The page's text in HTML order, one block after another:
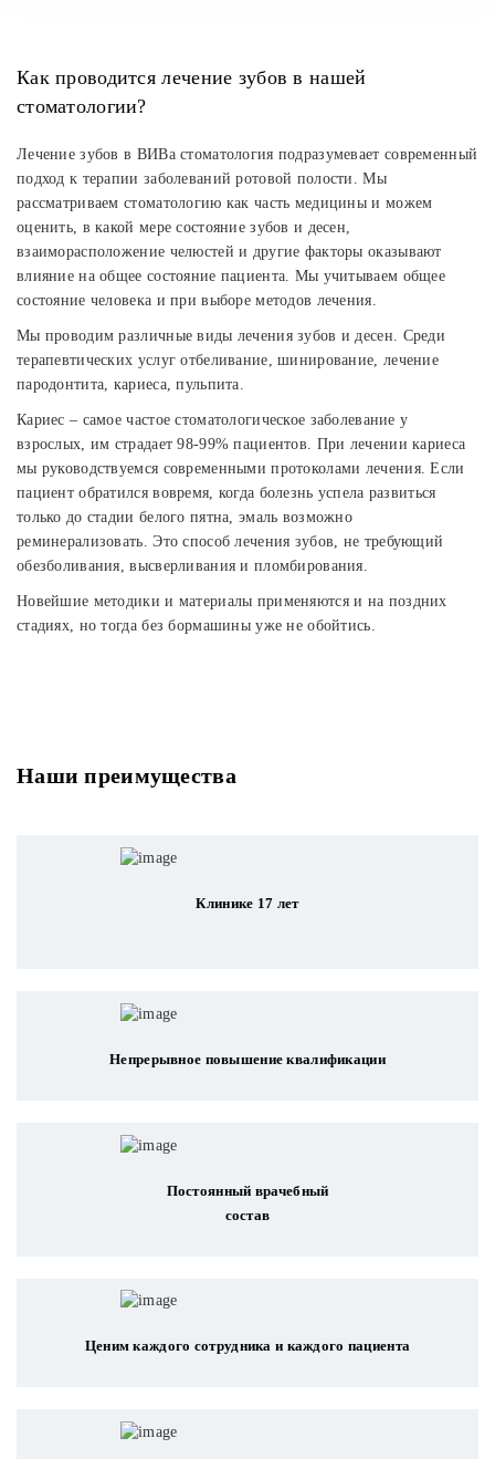
Как проводится лечение зубов в нашей
стоматологии?
Лечение зубов в ВИВа стоматология подразумевает современный
подход к терапии заболеваний ротовой полости. Мы
рассматриваем стоматологию как часть медицины и можем
оценить, в какой мере состояние зубов и десен,
взаиморасположение челюстей и другие факторы оказывают
влияние на общее состояние пациента. Мы учитываем общее
состояние человека и при выборе методов лечения.
Мы проводим различные виды лечения зубов и десен. Среди
терапевтических услуг отбеливание, шинирование, лечение
пародонтита, кариеса, пульпита.
Кариес – самое частое стоматологическое заболевание у
взрослых, им страдает 98-99% пациентов. При лечении кариеса
мы руководствуемся современными протоколами лечения. Если
пациент обратился вовремя, когда болезнь успела развиться
только до стадии белого пятна, эмаль возможно
реминерализовать. Это способ лечения зубов, не требующий
обезболивания, высверливания и пломбирования.
Новейшие методики и материалы применяются и на поздних
стадиях, но тогда без бормашины уже не обойтись.
Наши преимущества
Клинике 17 лет
Непрерывное повышение квалификации
Постоянный врачебный
состав
Ценим каждого сотрудника и каждого пациента